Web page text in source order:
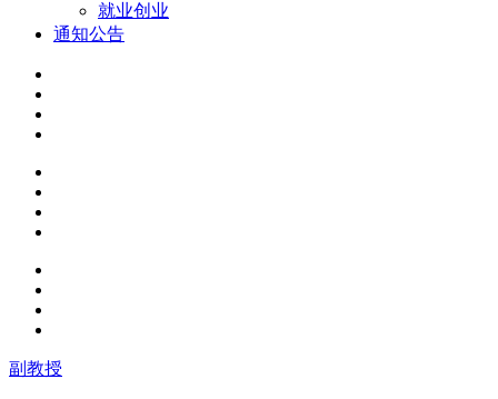
就业创业
通知公告
副教授